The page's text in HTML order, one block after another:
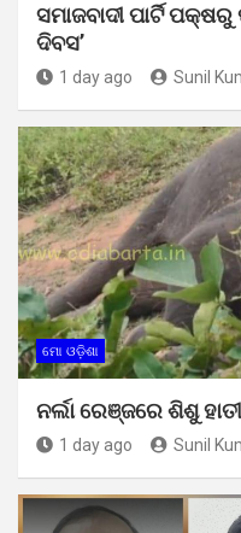
ସମାଜବାଦୀ ପାର୍ଟି
ଦିବସ’
1 day ago Sunil
ମୋ ଓଡ଼ିଶା
ନର୍ଲା ରେଞ୍ଜରେ ଶିଶୁ
1 day ago Sunil